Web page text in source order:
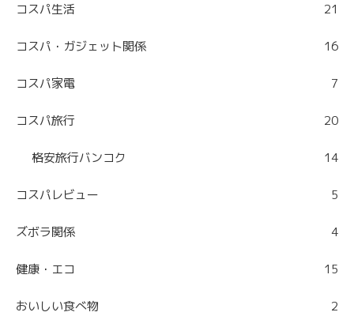
コスパ生活 21
コスパ・ガジェット関係 16
コスパ家電 7
コスパ旅行 20
格安旅行バンコク 14
コスパレビュー 5
ズボラ関係 4
健康・エコ 15
おいしい食べ物 2